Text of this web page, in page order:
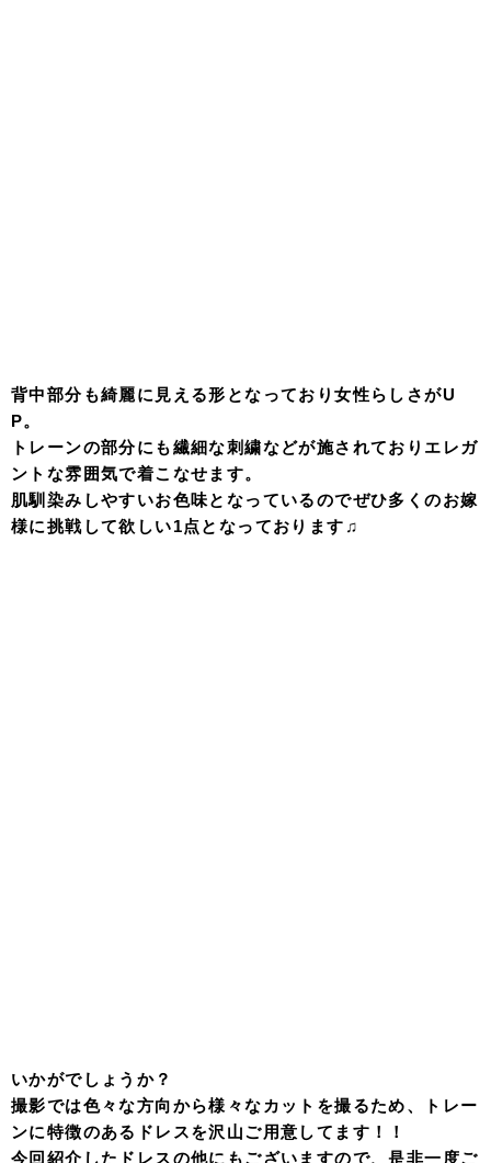
背中部分も綺麗に見える形となっており女性らしさがU
P。
トレーンの部分にも繊細な刺繍などが施されておりエレガ
ントな雰囲気で着こなせます。
肌馴染みしやすいお色味となっているのでぜひ多くのお嫁
様に挑戦して欲しい1点となっております♫
いかがでしょうか？
撮影では色々な方向から様々なカットを撮るため、トレー
ンに特徴のあるドレスを沢山ご用意してます！！
今回紹介したドレスの他にもございますので、是非一度ご